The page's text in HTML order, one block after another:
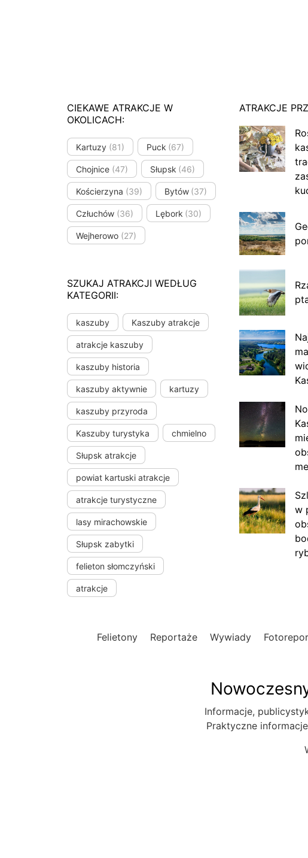
CIEKAWE ATRAKCJE W
OKOLICACH:
Kartuzy (81) Puck (67)
Chojnice (47) Słupsk (46)
Kościerzyna (39) Bytów (37)
Człuchów (36) Lębork (30)
Wejherowo (27)
SZUKAJ ATRAKCJI WEDŁUG
KATEGORII:
kaszuby Kaszuby atrakcje
atrakcje kaszuby
kaszuby historia
kaszuby aktywnie kartuzy
kaszuby przyroda
Kaszuby turystyka chmielno
Słupsk atrakcje
powiat kartuski atrakcje
atrakcje turystyczne
lasy mirachowskie
Słupsk zabytki
felieton słomczyński
atrakcje
ATRAKCJE
w
Felietony Reportaże Wywiady
Informacje,
Praktyczne